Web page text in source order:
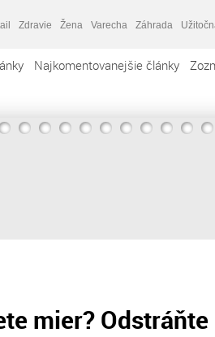
Zdravie Žena Varecha Záhrada
Najkomentovanejšie články
mier? Odstráňte